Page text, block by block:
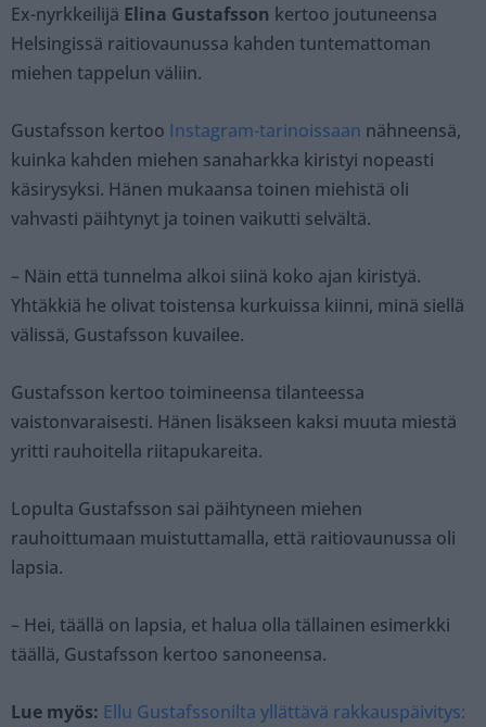
Ex-nyrkkeilijä Elina Gustafsson kertoo joutuneensa
Helsingissä raitiovaunussa kahden tuntemattoman
miehen tappelun väliin.
Gustafsson kertoo Instagram-tarinoissaan nähneensä,
kuinka kahden miehen sanaharkka kiristyi nopeasti
käsirysyksi. Hänen mukaansa toinen miehistä oli
vahvasti päihtynyt ja toinen vaikutti selvältä.
– Näin että tunnelma alkoi siinä koko ajan kiristyä.
Yhtäkkiä he olivat toistensa kurkuissa kiinni, minä siellä
välissä, Gustafsson kuvailee.
Gustafsson kertoo toimineensa tilanteessa
vaistonvaraisesti. Hänen lisäkseen kaksi muuta miestä
yritti rauhoitella riitapukareita.
Lopulta Gustafsson sai päihtyneen miehen
rauhoittumaan muistuttamalla, että raitiovaunussa oli
lapsia.
– Hei, täällä on lapsia, et halua olla tällainen esimerkki
täällä, Gustafsson kertoo sanoneensa.
Lue myös: Ellu Gustafssonilta yllättävä rakkauspäivitys: